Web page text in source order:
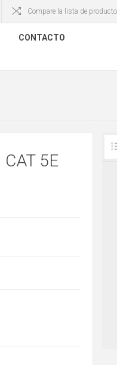
Compare la lista de
CONTACTO
5E